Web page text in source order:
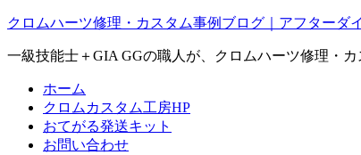
クロムハーツ修理・カスタム事例ブログ｜アフターダ
一級技能士＋GIA GGの職人が、クロムハーツ修理・
ホーム
クロムカスタム工房HP
おてがる発送キット
お問い合わせ